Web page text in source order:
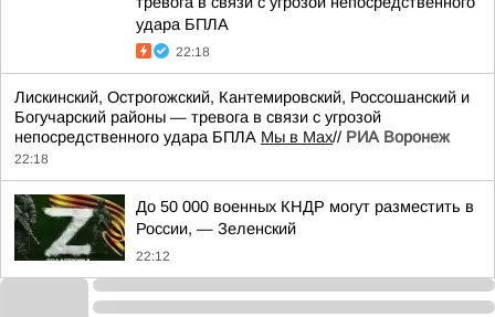
удара БПЛА
22:18
Лискинский, Острогожский, Кантемировский, Россошанский и
Богучарский районы — тревога в связи с угрозой
непосредственного удара БПЛА Мы в Мах// РИА Воронеж
22:18
До 50 000 военных КНДР могут разместить в
России, — Зеленский
22:12